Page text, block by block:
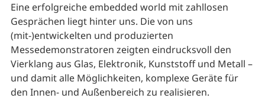
Eine erfolgreiche embedded world mit zahllosen
Gesprächen liegt hinter uns. Die von uns
(mit-)entwickelten und produzierten
Messedemonstratoren zeigten eindrucksvoll den
Vierklang aus Glas, Elektronik, Kunststoff und Metall –
und damit alle Möglichkeiten, komplexe Geräte für
den Innen- und Außenbereich zu realisieren.